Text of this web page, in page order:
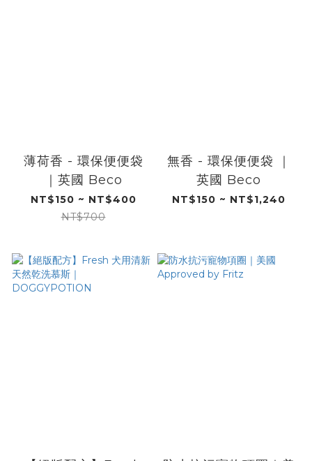
薄荷​​香 - 環保便便袋
｜英國 Beco
NT$150 ~ NT$400
NT$700
無​​香 - 環保便便袋 ​​｜
英國 Beco
NT$150 ~ NT$1,240